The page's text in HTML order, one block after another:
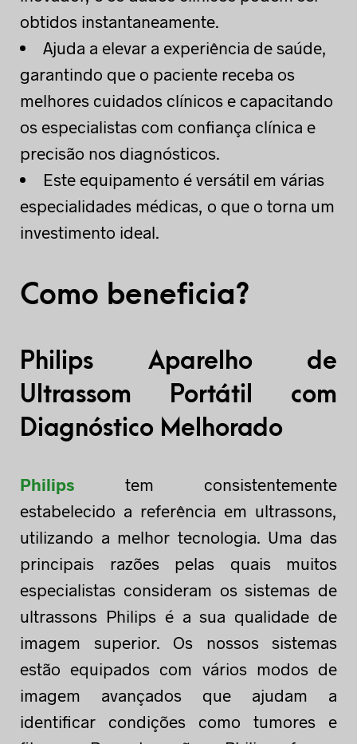
obtidos instantaneamente.
Ajuda a elevar a experiência de saúde,
garantindo que o paciente receba os
melhores cuidados clínicos e capacitando
os especialistas com confiança clínica e
precisão nos diagnósticos.
Este equipamento é versátil em várias
especialidades médicas, o que o torna um
investimento ideal.
Como beneficia?
Philips Aparelho de
Ultrassom Portátil com
Diagnóstico Melhorado
Philips tem consistentemente
estabelecido a referência em ultrassons,
utilizando a melhor tecnologia. Uma das
principais razões pelas quais muitos
especialistas consideram os sistemas de
ultrassons Philips é a sua qualidade de
imagem superior. Os nossos sistemas
estão equipados com vários modos de
imagem avançados que ajudam a
identificar condições como tumores e